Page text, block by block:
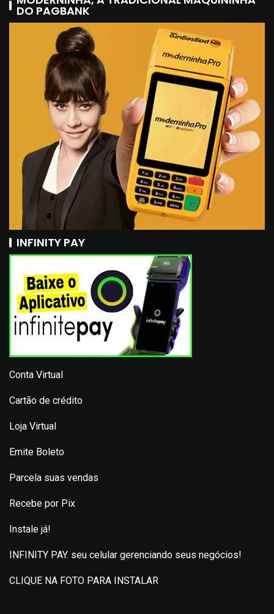
DO PAGBANK
INFINITY PAY
Conta Virtual
Cartão de crédito
Loja Virtual
Emite Boleto
Parcela suas vendas
Recebe por Pix
Instale já!
INFINITY PAY. seu celular gerenciando seus negócios!
CLIQUE NA FOTO PARA INSTALAR